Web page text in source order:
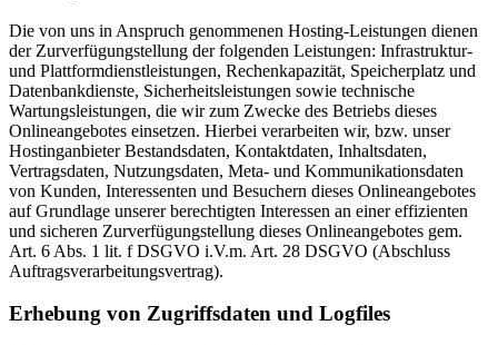
Die von uns in Anspruch genommenen Hosting-Leistungen dienen
der Zurverfügungstellung der folgenden Leistungen: Infrastruktur-
und Plattformdienstleistungen, Rechenkapazität, Speicherplatz und
Datenbankdienste, Sicherheitsleistungen sowie technische
Wartungsleistungen, die wir zum Zwecke des Betriebs dieses
Onlineangebotes einsetzen. Hierbei verarbeiten wir, bzw. unser
Hostinganbieter Bestandsdaten, Kontaktdaten, Inhaltsdaten,
Vertragsdaten, Nutzungsdaten, Meta- und Kommunikationsdaten
von Kunden, Interessenten und Besuchern dieses Onlineangebotes
auf Grundlage unserer berechtigten Interessen an einer effizienten
und sicheren Zurverfügungstellung dieses Onlineangebotes gem.
Art. 6 Abs. 1 lit. f DSGVO i.V.m. Art. 28 DSGVO (Abschluss
Auftragsverarbeitungsvertrag).
Erhebung von Zugriffsdaten und Logfiles